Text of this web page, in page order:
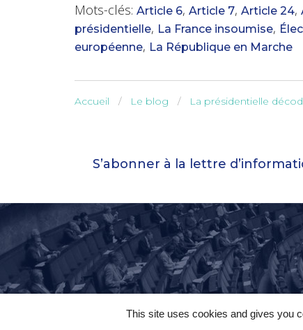
Mots-clés: Article 6, Article 7, Article 24,
présidentielle, La France insoumise,
européenne, La République en Marche
Accueil Le blog La présidentielle
S’abonner à la lettre
This site uses cookies and gives you